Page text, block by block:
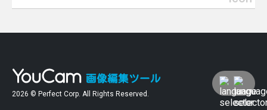
高解像度画像での使用が最適ですが、当社の
顔のひげを除去できます。
2026 © Perfect Corp. All Rights Reserved.